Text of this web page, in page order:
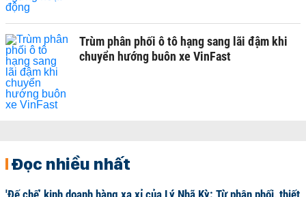
Trùm phân phối ô tô hạng sang lãi đậm khi
chuyển hướng buôn xe VinFast
Đọc nhiều nhất
'Đế chế’ kinh doanh hàng xa xỉ của Lý Nhã Kỳ: Từ phân phối, thiết